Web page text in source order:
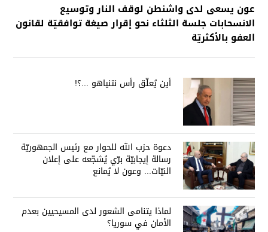
عون يسعى لدى واشنطن لوقف النار وتوسيع
الانسحابات جلسة الثلثاء نحو إقرار صيغة توافقيّة لقانون
العفو بالأكثريّة
أين يُعلّق رأس نتنياهو ...؟!
دعوة حزب الله للحوار مع رئيس الجمهوريّة
رسالة إيجابيّة برّي يُشجّعه على إعلان
النيّات... وعون لا يُمانع
لماذا يتنامى الشعور لدى المسيحيين بعدم
الأمان في سوريا؟